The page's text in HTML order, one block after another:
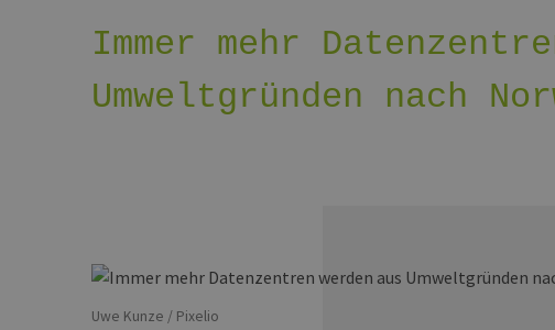
Immer mehr
Umweltgründen nach
Uwe Kunze / Pixelio